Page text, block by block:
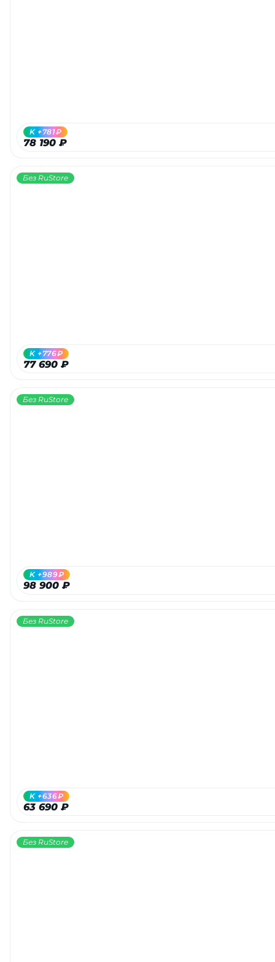
78 190 ₽
K +781₽
Без RuStore
77 690 ₽
K +776₽
Без RuStore
98 900 ₽
K +989₽
Без RuStore
63 690 ₽
K +636₽
Без RuStore